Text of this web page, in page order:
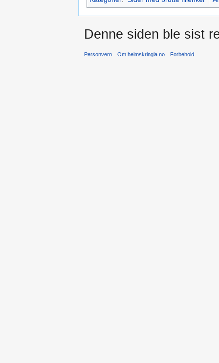
Denne siden ble sist
Personvern Om heimskringla.no Forbehold